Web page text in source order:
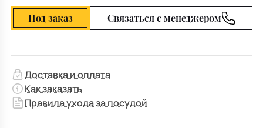
Под заказ Связаться с менеджером
Доставка и оплата
Как заказать
Правила ухода за посудой